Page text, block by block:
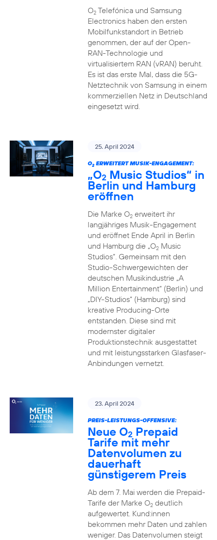
O2Telefónica und Samsung
Electronics haben den ersten
Mobilfunkstandort in Betrieb
genommen, der auf der Open-
RAN-Technologie und
virtualisiertem RAN (vRAN) beruht.
Es ist das erste Mal, dass die 5G-
Netztechnik von Samsung in einem
kommerziellen Netz in Deutschland
eingesetzt wird.
25. April 2024
O2ERWEITERT MUSIK-ENGAGEMENT:
„O2 Music Studios“ in
Berlin und Hamburg
eröffnen
Die Marke O2erweitert ihr
langjähriges Musik-Engagement
und eröffnet Ende April in Berlin
und Hamburg die „O2Music
Studios”. Gemeinsam mit den
Studio-Schwergewichten der
deutschen Musikindustrie „A
Million Entertainment” (Berlin) und
„DIY-Studios” (Hamburg) sind
kreative Producing-Orte
entstanden. Diese sind mit
modernster digitaler
Produktionstechnik ausgestattet
und mit leistungsstarken Glasfaser-
Anbindungen vernetzt.
23. April 2024
PREIS-LEISTUNGS-OFFENSIVE:
Neue O2 Prepaid
Tarife mit mehr
Datenvolumen zu
dauerhaft
günstigerem Preis
Ab dem 7. Mai werden die Prepaid-
Tarife der Marke O2deutlich
aufgewertet. Kund:innen
bekommen mehr Daten und zahlen
weniger. Das Datenvolumen steigt